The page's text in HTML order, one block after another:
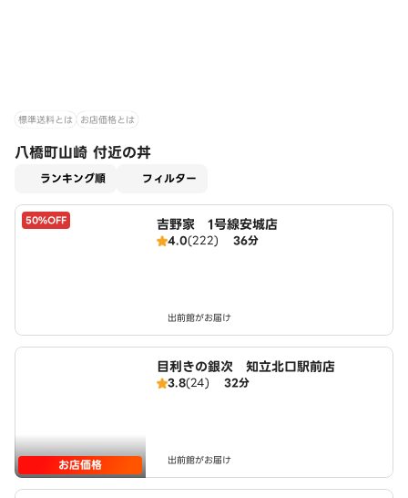
標準送料とは お店価格とは
八橋町山崎 付近の丼
ランキング順 フィルター
50%OFF 吉野家 1号線安城店
4.0(222) 36分
出前館がお届け
お店価格
目利きの銀次 知立北口駅前店
3.8(24) 32分
出前館がお届け